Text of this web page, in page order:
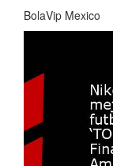
BolaVip Mexico